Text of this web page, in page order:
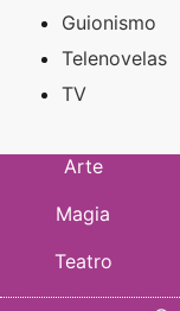
Guionismo
Telenovelas
TV
Arte
Magia
Teatro